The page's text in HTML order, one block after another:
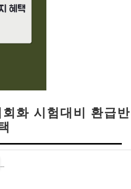
화 시험대비 환급반